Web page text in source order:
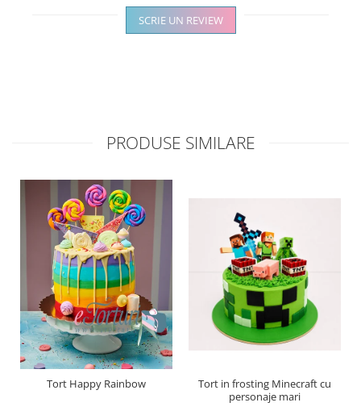
SCRIE UN REVIEW
PRODUSE SIMILARE
Tort Happy Rainbow
Tort in frosting Minecraft cu
personaje mari